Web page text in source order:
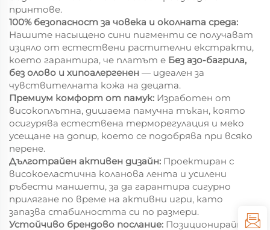
принтове.
100% безопасност за човека и околната среда:
Нашите насыщено сини пигменти се получават
изцяло от естествени растителни екстракти,
което гарантира, че платът е Без азо-багрила,
без олово и хипоалергенен — идеален за
чувствителната кожа на децата.
Премиум комфорт от памук: Изработен от
високоплътна, дишаема памучна тъкан, която
осигурява естествена терморегулация и меко
усещане на допир, което се подобрява при всяко
перене.
Дълготрайен активен дизайн: Проектиран с
високоеластична коланова лента и усилени
ръбести маншети, за да гарантира сигурно
прилягане по време на активни игри, като
запазва стабилността си по размери.
Устойчиво брендово послание: Позиционирайте